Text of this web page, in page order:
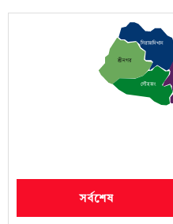
শ্রীনগর
সিরাজদিখান
লৌহজং
সর্বশেষ